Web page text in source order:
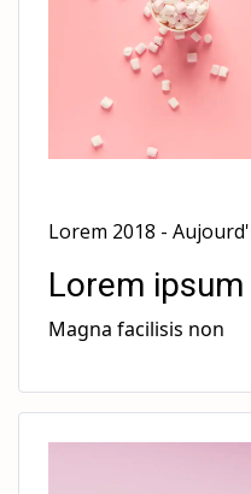
Lorem 2018 -
Lorem
Magna facilisis non